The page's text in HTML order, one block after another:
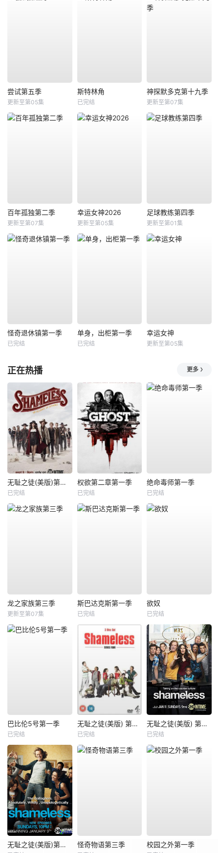
尝试第五季
更新至第05集
斯特林角
已完结
神探默多克第十九季
更新至第07集
百年孤独第二季
更新至第07集
幸运女神2026
更新至第05集
足球教练第四季
更新至第01集
怪奇退休镇第一季
已完结
单身，出柜第一季
已完结
幸运女神
更新至第05集
正在热播 更多
无耻之徒(美版)第九季
已完结
权欲第二章第一季
已完结
绝命毒师第一季
已完结
龙之家族第三季
更新至第07集
斯巴达克斯第一季
已完结
欲奴
已完结
巴比伦5号第一季
已完结
无耻之徒(美版) 第四季
已完结
无耻之徒(美版) 第五季
已完结
无耻之徒(美版)第一季 怪奇物语第三季 校园之外第一季